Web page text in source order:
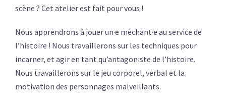
scène ? Cet atelier est fait pour vous !
Nous apprendrons à jouer un·e méchant·e au service de
l’histoire ! Nous travaillerons sur les techniques pour
incarner, et agir en tant qu’antagoniste de l’histoire.
Nous travaillerons sur le jeu corporel, verbal et la
motivation des personnages malveillants.